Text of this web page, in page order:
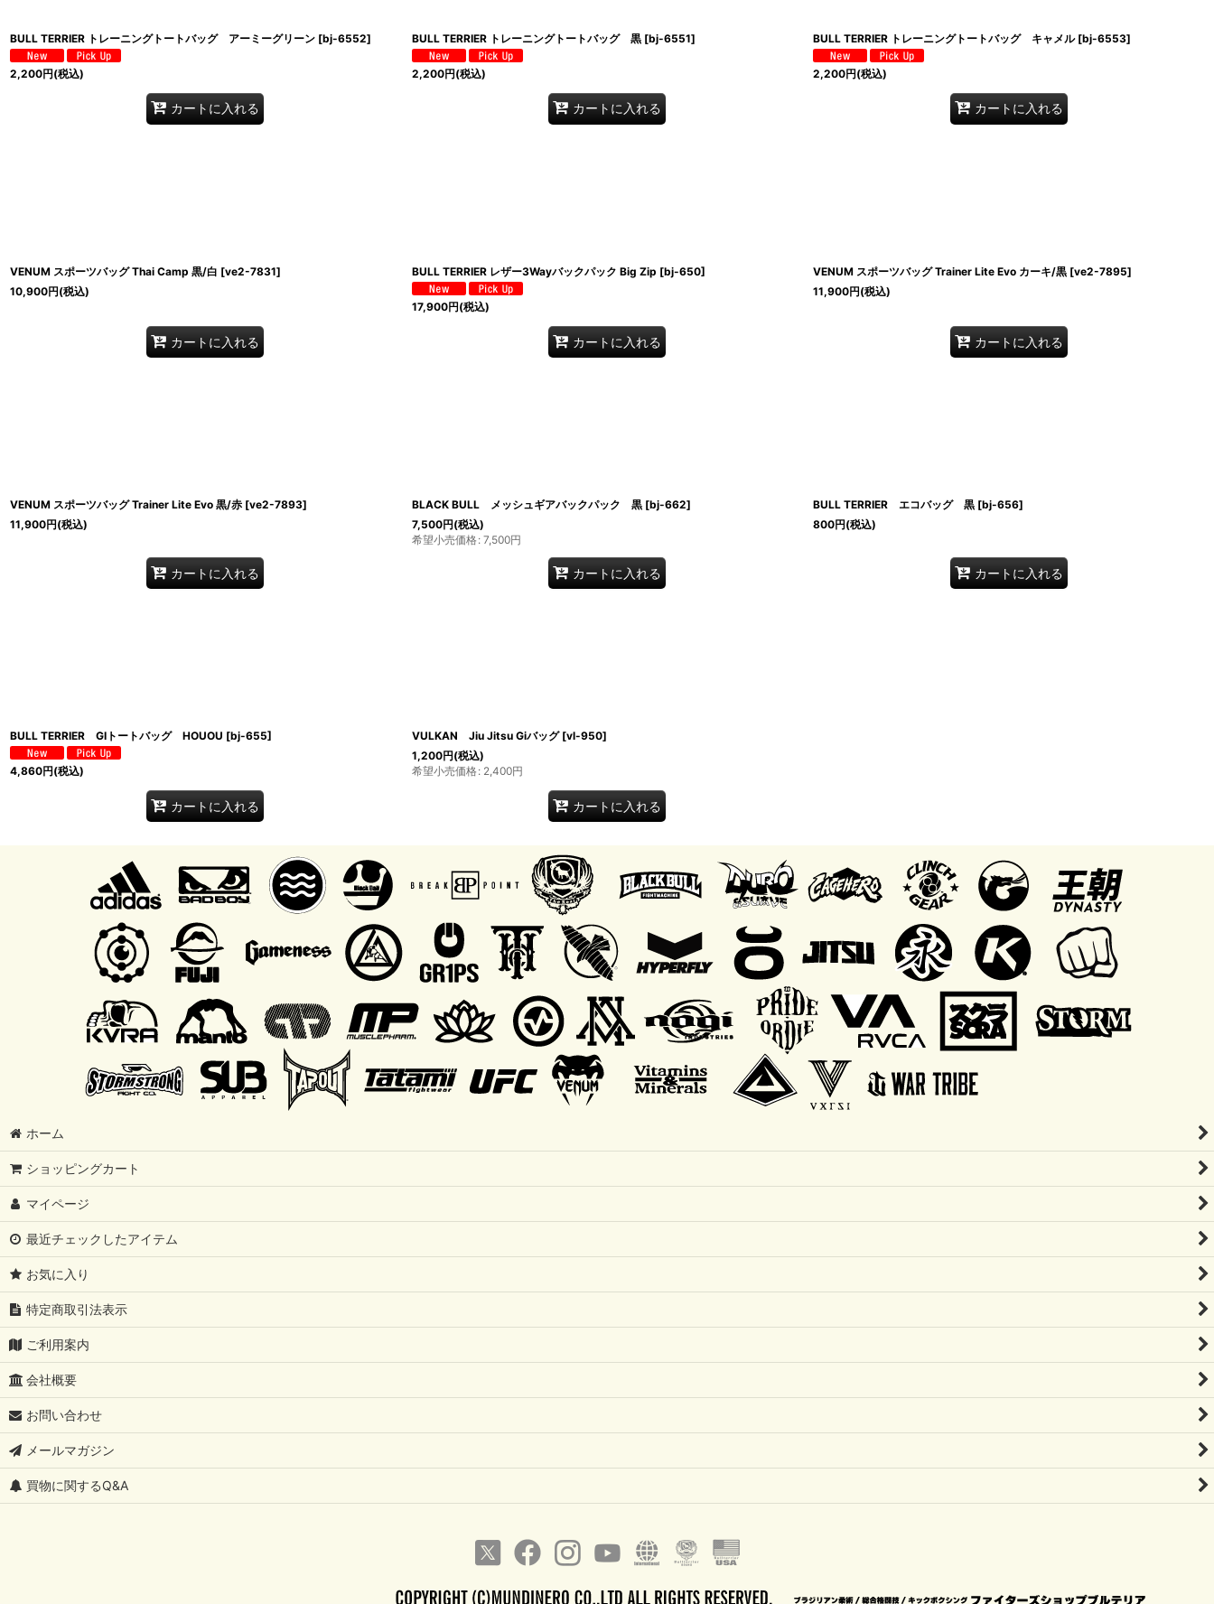
BULL TERRIER トレーニングトートバッグ アーミーグリーン [bj-6552]
2,200円(税込)
カートに入れる
BULL TERRIER トレーニングトートバッグ 黒 [bj-6551]
2,200円(税込)
カートに入れる
BULL TERRIER トレーニングトートバッグ キャメル [bj-6553]
2,200円(税込)
カートに入れる
VENUM スポーツバッグ Thai Camp 黒/白 [ve2-7831]
10,900円(税込)
カートに入れる
BULL TERRIER レザー3Wayバックパック Big Zip [bj-650]
17,900円(税込)
カートに入れる
VENUM スポーツバッグ Trainer Lite Evo カーキ/黒 [ve2-7895]
11,900円(税込)
カートに入れる
VENUM スポーツバッグ Trainer Lite Evo 黒/赤 [ve2-7893]
11,900円(税込)
カートに入れる
BLACK BULL メッシュギアバックパック 黒 [bj-662]
7,500円(税込)
希望小売価格: 7,500円
カートに入れる
BULL TERRIER エコバッグ 黒 [bj-656]
800円(税込)
カートに入れる
BULL TERRIER GIトートバッグ HOUOU [bj-655]
4,860円(税込)
カートに入れる
VULKAN Jiu Jitsu Giバッグ [vl-950]
1,200円(税込)
希望小売価格: 2,400円
カートに入れる
ホーム
ショッピングカート
マイページ
最近チェックしたアイテム
お気に入り
特定商取引法表示
ご利用案内
会社概要
お問い合わせ
メールマガジン
買物に関するQ&A